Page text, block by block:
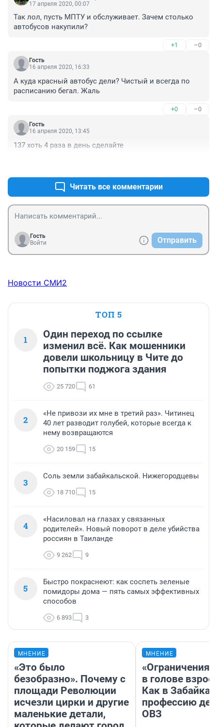
17 апреля 2020, 00:07
Так лол, пусть МПТУ и обслуживает. Зачем столько
автобусов накупили?
+1 –0
Гость
16 апреля 2020, 16:33
А куда красный автобус дели? Чистый и всегда по
расписанию бегал. Жаль
+0 –0
Гость
16 апреля 2020, 13:45
137 хоть 4 раза в день сделайте
Читать все комментарии
Гость
Войти
Отправить
Новости СМИ2
ТОП 5
1
Один переход по ссылке
изменил всё. Как мошенники
довели школьницу в Чите до
попытки поджога здания
25 720 61
2
«Не привози их мне в третий раз». Читинец
40 лет разводит голубей, которые всегда к
нему возвращаются
20 159 15
3
Соль земли забайкальской. Нижегородцевы
18 710 15
4
«Насиловал на глазах у связанных
родителей». Новый поворот в деле убийства
россиян в Таиланде
9 262 9
5
Быстро покраснеют: как соспеть зеленые
помидоры дома — пять самых эффективных
способов
6 893 3
МНЕНИЕ
«Это было
безобразно». Почему с
площади Революции
исчезли цирки и другие
маленькие детали,
МНЕНИЕ
«Ограничения
в голове
Как в
профессию
ОВЗ